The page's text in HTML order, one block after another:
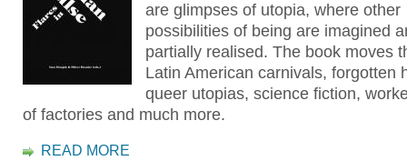
are glimpses of utopia, where other
possibilities of being are imagined
partially realised. The book moves
Latin American carnivals, forgotten
queer utopias, science fiction,
of factories and much more.
READ MORE